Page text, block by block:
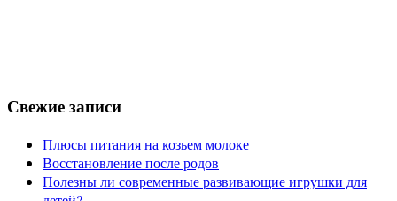
Свежие записи
Плюсы питания на козьем молоке
Восстановление после родов
Полезны ли современные развивающие игрушки для